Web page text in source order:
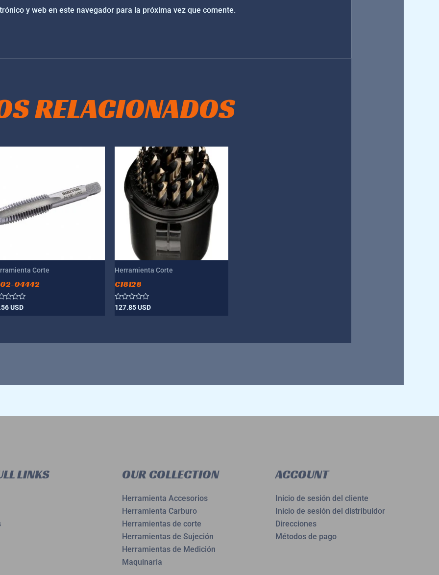
y web en este navegador para la próxima vez que comente.
RELACIONADOS
Corte
04442
USD
Herramienta Corte
C18128
Valorado
127.85USD
LINKS OUR COLLECTION
Herramienta Accesorios
Herramienta Carburo
Herramientas de corte
Herramientas de Sujeción
Herramientas de Medición
Maquinaria
ACCOUNT
Inicio de sesión del cliente
Inicio de sesión del distribuidor
Direcciones
Métodos de pago